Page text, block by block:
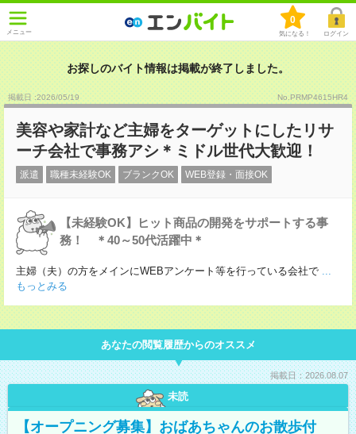
メニュー
0
気になる！ ログイン
お探しのバイト情報は掲載が終了しました。
掲載日 :2026/05/19 No.PRMP4615HR4
美容や家計など主婦をターゲットにしたリサ
ーチ会社で事務アシ＊ミドル世代大歓迎！
派遣 職種未経験OK ブランクOK WEB登録・面接OK
【未経験OK】ヒット商品の開発をサポートする事
務！ ＊40～50代活躍中＊
主婦（夫）の方をメインにWEBアンケート等を行っている会社で ...
もっとみる
あなたの閲覧履歴からのオススメ
掲載日：2026.08.07
未読
【オープニング募集】おばあちゃんのお散歩付